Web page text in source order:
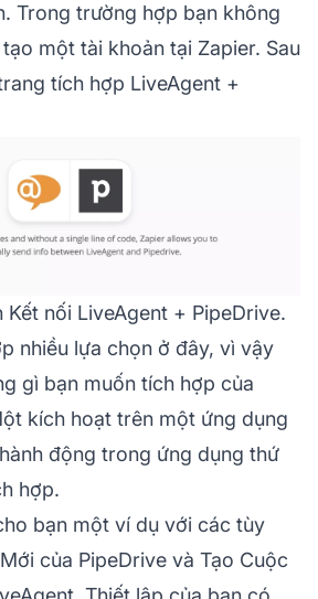
Trong trường hợp bạn không
một tài khoản tại Zapier. Sau
tích hợp LiveAgent +
Kết nối LiveAgent + PipeDrive.
nhiều lựa chọn ở đây, vì vậy
gì bạn muốn tích hợp của
kích hoạt trên một ứng dụng
động trong ứng dụng thứ
hợp.
bạn một ví dụ với các tùy
của PipeDrive và Tạo Cuộc